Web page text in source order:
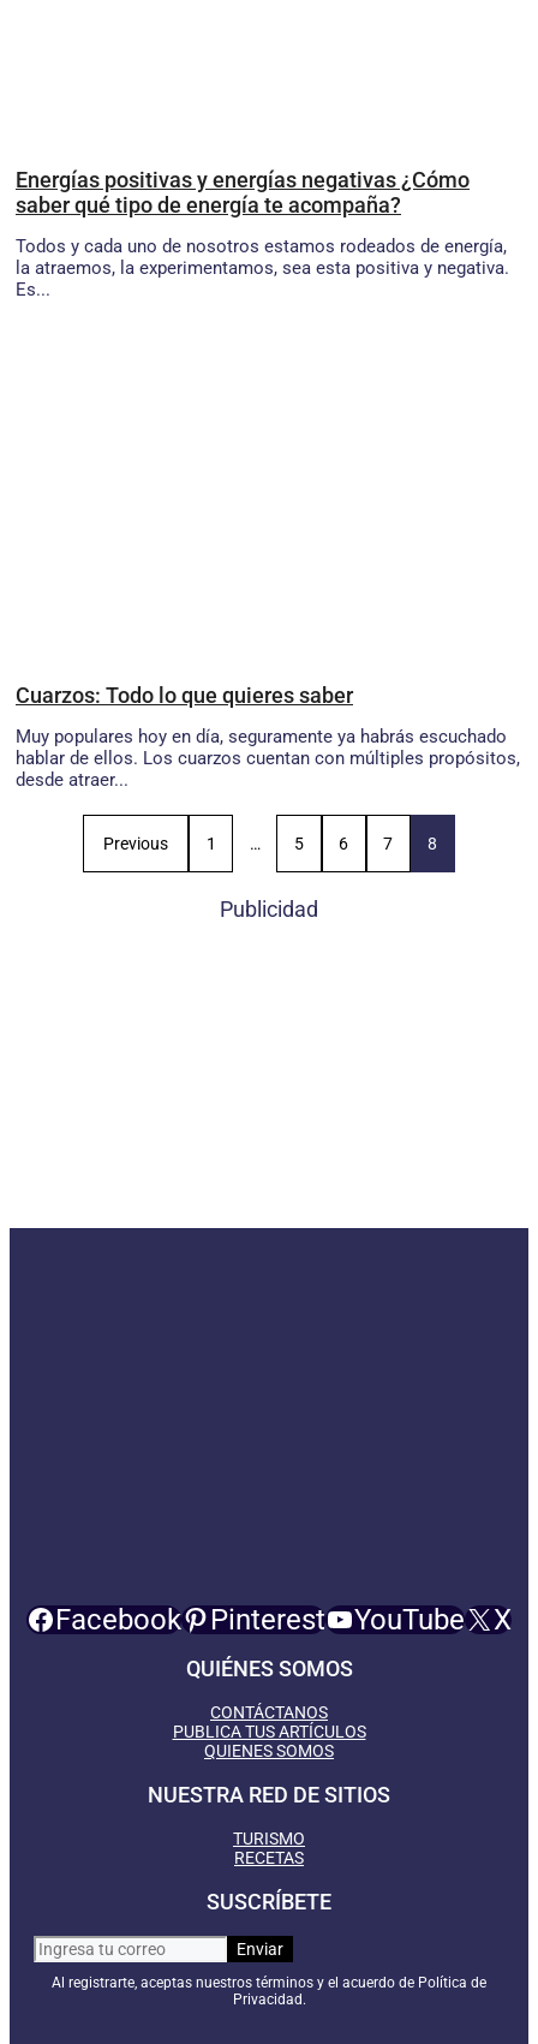
Energías positivas y energías negativas ¿Cómo
saber qué tipo de energía te acompaña?
Todos y cada uno de nosotros estamos rodeados de energía,
la atraemos, la experimentamos, sea esta positiva y negativa.
Es...
Cuarzos: Todo lo que quieres saber
Muy populares hoy en día, seguramente ya habrás escuchado
hablar de ellos. Los cuarzos cuentan con múltiples propósitos,
desde atraer...
Previous 1 … 5 6 7 8
Publicidad
Facebook Pinterest YouTube X
QUIÉNES SOMOS
CONTÁCTANOS
PUBLICA TUS ARTÍCULOS
QUIENES SOMOS
NUESTRA RED DE SITIOS
TURISMO
RECETAS
SUSCRÍBETE
Al registrarte, aceptas nuestros términos y el acuerdo de Política de
Privacidad.